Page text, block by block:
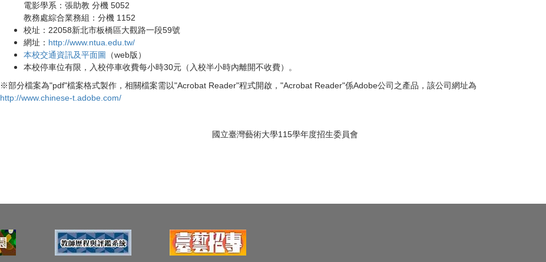
電影學系：張助教 分機 5052
教務處綜合業務組：分機 1152
校址：22058新北市板橋區大觀路一段59號
網址： http://www.ntua.edu.tw/
本校交通資訊及平面圖
（web版）
本校停車位有限，入校停車收費每小時30元（入校半小時內離開不收費）。
※部分檔案為"pdf"檔案格式製作，相關檔案需以"Acrobat Reader"程式開啟，"Acrobat Reader"係Adobe公司之產品，該公司網址為
http://www.chinese-t.adobe.com/
國立臺灣藝術大學115學年度招生委員會